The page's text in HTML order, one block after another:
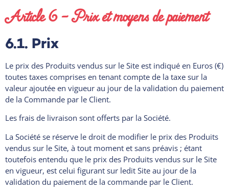
Article 6 – Prix et moyens de paiement
6.1. Prix
Le prix des Produits vendus sur le Site est indiqué en Euros (€)
toutes taxes comprises en tenant compte de la taxe sur la
valeur ajoutée en vigueur au jour de la validation du paiement
de la Commande par le Client.
Les frais de livraison sont offerts par la Société.
La Société se réserve le droit de modifier le prix des Produits
vendus sur le Site, à tout moment et sans préavis ; étant
toutefois entendu que le prix des Produits vendus sur le Site
en vigueur, est celui figurant sur ledit Site au jour de la
validation du paiement de la commande par le Client.